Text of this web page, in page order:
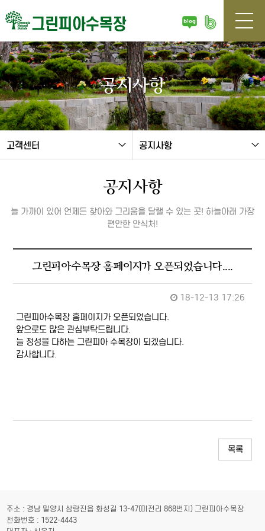
공지사항
고객센터 공지사항
공지사항
늘 가까이 있어 언제든 찾아와 그리움을 달랠 수 있는 곳! 하늘아래 가장
편안한 안식처!
그린피아수목장 홈페이지가 오픈되었습니다....
18-12-13 17:26
그린피아수목장 홈페이지가 오픈되었습니다.
앞으로도 많은 관심부탁드립니다.
늘 정성을 다하는 그린피아 수목장이 되겠습니다.
감사합니다.
목록
주소 : 경남 밀양시 삼랑진읍 화성길 13-47(미전리 868번지) 그린피아수목장
전화번호 : 1522-4443